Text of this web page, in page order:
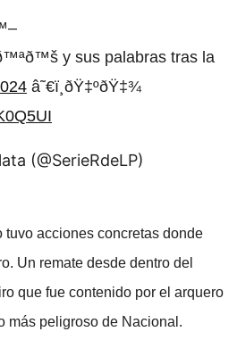
y sus palabras tras la
â˜€ï¸ðŸ‡ºðŸ‡¾
(@SerieRdeLP)
tuvo acciones concretas donde
Un remate desde dentro del
que fue contenido por el arquero
más peligroso de Nacional.